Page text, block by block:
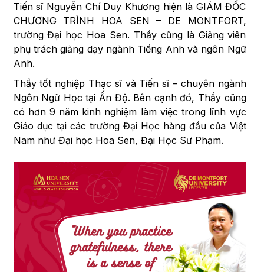
Tiến sĩ Nguyễn Chí Duy Khương hiện là GIÁM ĐỐC
CHƯƠNG TRÌNH HOA SEN – DE MONTFORT,
trường Đại học Hoa Sen. Thầy cũng là Giảng viên
phụ trách giảng dạy ngành Tiếng Anh và ngôn Ngữ
Anh.
Thầy tốt nghiệp Thạc sĩ và Tiến sĩ – chuyên ngành
Ngôn Ngữ Học tại Ấn Độ. Bên cạnh đó, Thầy cũng
có hơn 9 năm kinh nghiệm làm việc trong lĩnh vực
Giáo dục tại các trường Đại Học hàng đầu của Việt
Nam như Đại học Hoa Sen, Đại Học Sư Phạm.